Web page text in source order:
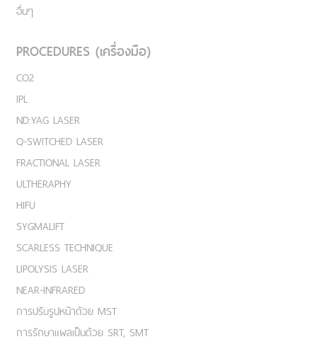
อื่นๆ
PROCEDURES (เครื่องมือ)
CO2
IPL
ND:YAG LASER
Q-SWITCHED LASER
FRACTIONAL LASER
ULTHERAPHY
HIFU
SYGMALIFT
SCARLESS TECHNIQUE
LIPOLYSIS LASER
NEAR-INFRARED
การปรับรูปหน้าด้วย MST
การรักษาแผลเป็นด้วย SRT, SMT